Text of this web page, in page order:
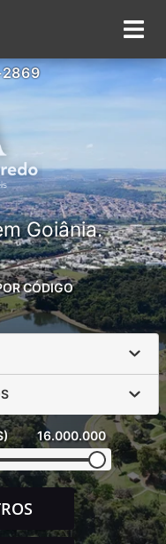
Goiânia.
CÓDIGO
16.000.000